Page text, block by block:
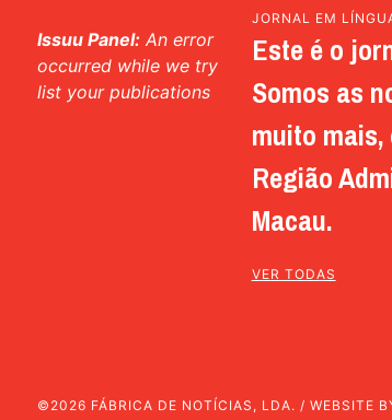
Issuu Panel: An error
occurred while we try
list your publications
JORNAL EM
Este é o
Somos as
muito
Região
Macau.
VER TODAS
©2026 FÁBRICA DE NOTÍCIAS, LDA. / WEBSITE